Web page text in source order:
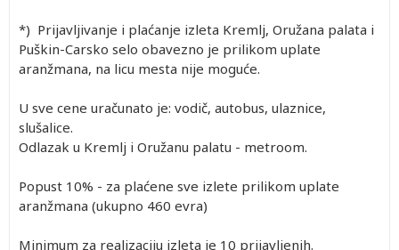
*) Prijavljivanje i plaćanje izleta Kremlj, Oružana palata i
Puškin-Carsko selo obavezno je prilikom uplate
aranžmana, na licu mesta nije moguće.
U sve cene uračunato je: vodič, autobus, ulaznice,
slušalice.
Odlazak u Kremlj i Oružanu palatu - metroom.
Popust 10% - za plaćene sve izlete prilikom uplate
aranžmana (ukupno 460 evra)
Minimum za realizaciju izleta je 10 prijavljenih.